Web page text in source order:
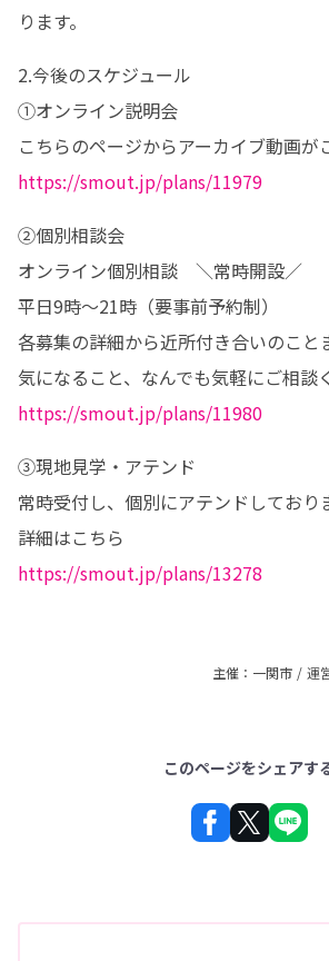
ります。
2.今後のスケジュール
①オンライン説明会
https://smout.jp/plans/11979
②個別相談会
オンライン個別相談　＼常時開設／
平日9時〜21時（要事前予約制）
各募集の詳細から近所付き合いのこと
https://smout.jp/plans/11980
③現地見学・アテンド
常時受付し、個別にアテンドしており
https://smout.jp/plans/13278
主催：一関市 / 運
このページをシェアす